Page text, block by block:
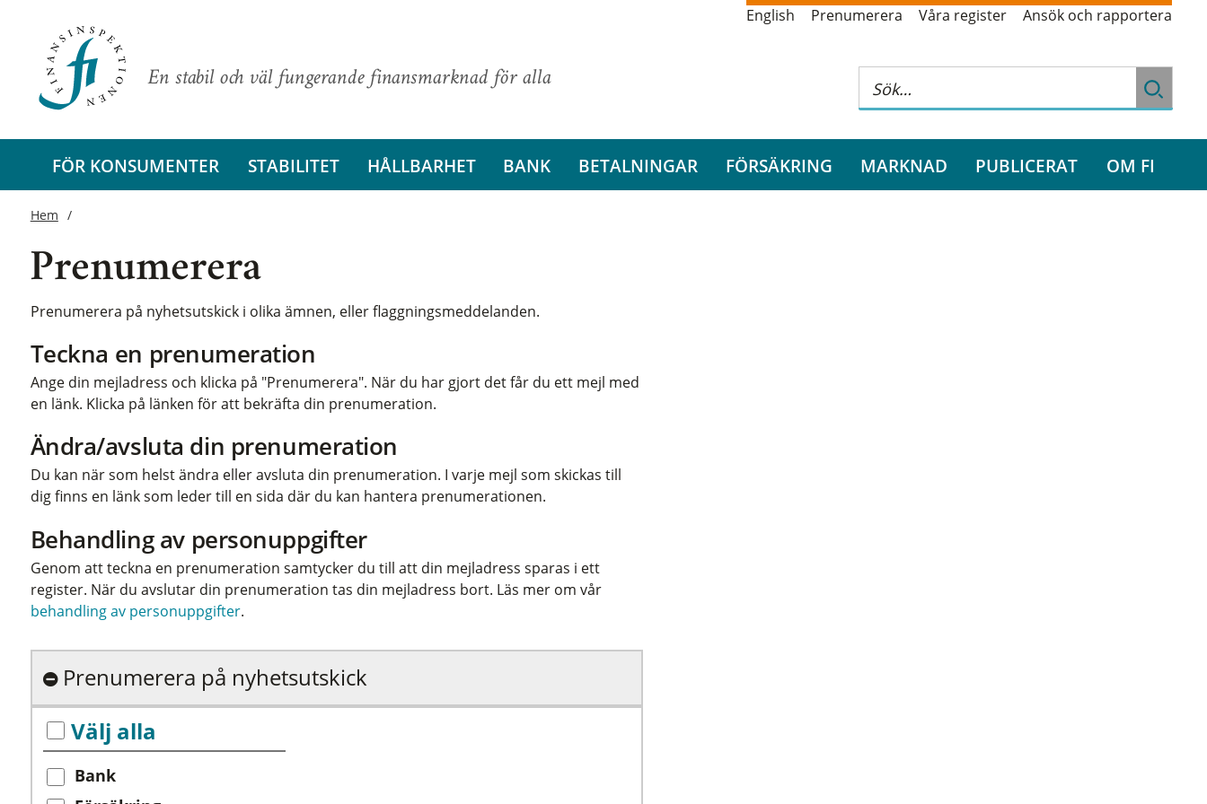
En stabil och väl fungerande finansmarknad för alla
English Prenumerera Våra register Ansök och rapportera
FÖR KONSUMENTER STABILITET HÅLLBARHET BANK BETALNINGAR FÖRSÄKRING MARKNAD PUBLICERAT OM FI
Hem
Prenumerera
Prenumerera på nyhetsutskick i olika ämnen, eller flaggningsmeddelanden.
Teckna en prenumeration
Ange din mejladress och klicka på "Prenumerera". När du har gjort det får du ett mejl med
en länk. Klicka på länken för att bekräfta din prenumeration.
Ändra/avsluta din prenumeration
Du kan när som helst ändra eller avsluta din prenumeration. I varje mejl som skickas till
dig finns en länk som leder till en sida där du kan hantera prenumerationen.
Behandling av personuppgifter
Genom att teckna en prenumeration samtycker du till att din mejladress sparas i ett
register. När du avslutar din prenumeration tas din mejladress bort. Läs mer om vår
behandling av personuppgifter.
Prenumerera på nyhetsutskick
Välj alla
Bank